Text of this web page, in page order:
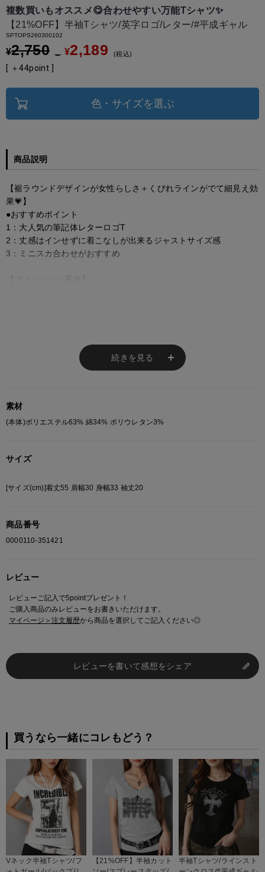
複数買いもオススメ😋合わせやすい万能Tシャツ✨
【21%OFF】半袖Tシャツ/英字ロゴ/レター/#平成ギャル
SPTOPS260300102
¥2,750 → ¥2,189 税込
[ ＋44point ]
色・サイズを選ぶ
商品説明
【裾ラウンドデザインが女性らしさ＋くびれラインがでて細見え効
果💗】
●おすすめポイント
1：大人気の筆記体レターロゴT
2：丈感はインせずに着こなしが出来るジャストサイズ感
3：ミニスカ合わせがおすすめ
モニターの設定状況によって、実際の商品と 若干色が異なる場合がございま
す。 ご注文が殺到した場合ズレが生じ 欠品となる場合があります。
ご迷惑をお掛け致しますが 何卒ご了承下さいますようお願い致します。
続きを見る
素材
(本体)ポリエステル63% 綿34% ポリウレタン3%
サイズ
[サイズ(cm)]着丈55 肩幅30 身幅33 袖丈20
商品番号
0000110-351421
レビュー
レビューご記入で5pointプレゼント！
ご購入商品のみレビューをお書きいただけます。
マイページ＞注文履歴から商品を選択してご記入ください◎
レビューを書いて感想をシェア
買うなら一緒にコレもどう？
Vネック半袖Tシャツ/フ
【21%OFF】半袖カット
半袖Tシャツ/ラインスト